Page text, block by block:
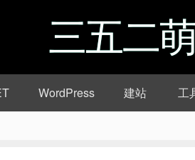
三五二
WordPress 建站 工